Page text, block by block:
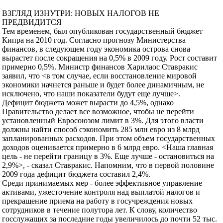
ВЗГЛЯД ИЗНУТРИ: НОВЫХ НАЛОГОВ НЕ
ПРЕДВИДИТСЯ
Тем временем, был опубликован государственный бюджет
Кипра на 2010 год. Согласно прогнозу Министерства
финансов, в следующем году экономика острова снова
вырастет после сокращения на 0,5% в 2009 году. Рост составит
примерно 0,5%. Министр финансов Харилаос Ставракис
заявил, что <в том случае, если восстановление мировой
экономики начнется раньше и будет более динамичным, не
исключено, что наши показатели будут еще лучше>.
Дефицит бюджета может вырасти до 4,5%, однако
Правительство делает все возможное, чтобы не перейти
установленный Евросоюзом лимит в 3%. Для этого власти
должны найти способ сэкономить 285 млн евро из 8 млрд
запланированных расходов. При этом объем государственных
доходов оценивается примерно в 6 млрд евро. <Наша главная
цель - не перейти границу в 3%. Еще лучше - остановиться на
2,9%>, - сказал Ставракис. Напомним, что в первой половине
2009 года дефицит бюджета составил 2,4%.
Среди принимаемых мер - более эффективное управление
активами, ужесточение контроля над выплатой налогов и
прекращение приема на работу в госучреждения новых
сотрудников в течение полутора лет. К слову, количество
госслужащих за последние годы увеличилось до почти 52 тыс.